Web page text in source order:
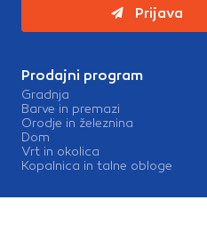
Prijava
Prodajni program
Gradnja
Barve in premazi
Orodje in železnina
Dom
Vrt in okolica
Kopalnica in talne obloge